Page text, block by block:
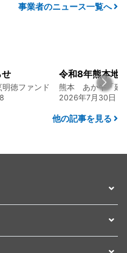
事業者のニュース一覧へ
徳ファンド
2026年7月30日
他の記事を見る